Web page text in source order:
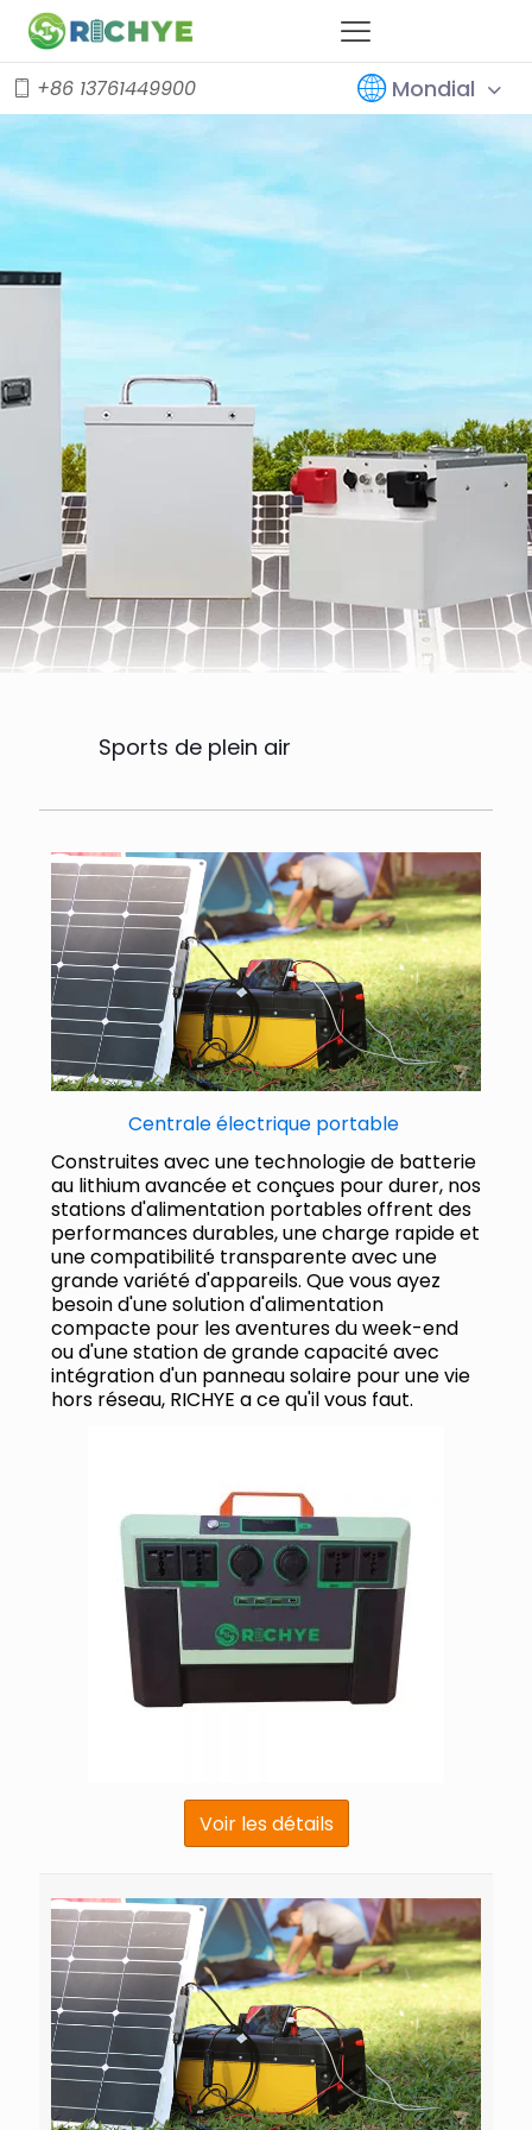
+86 13761449900 Mondial
Sports de plein air
Centrale électrique portable
Construites avec une technologie de batterie
au lithium avancée et conçues pour durer, nos
stations d'alimentation portables offrent des
performances durables, une charge rapide et
une compatibilité transparente avec une
grande variété d'appareils. Que vous ayez
besoin d'une solution d'alimentation
compacte pour les aventures du week-end
ou d'une station de grande capacité avec
intégration d'un panneau solaire pour une vie
hors réseau, RICHYE a ce qu'il vous faut.
Voir les détails